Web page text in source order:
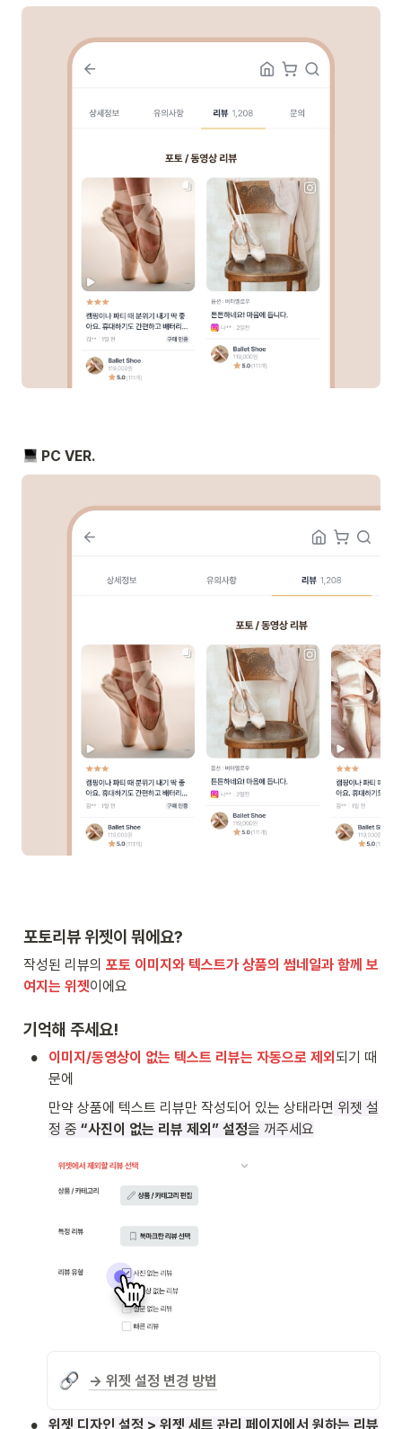
PC VER.
포토리뷰 위젯이 뭐에요?
작성된 리뷰의 포토 이미지와 텍스트가 상품의 썸네일과 함께 보
여지는 위젯이에요
기억해 주세요!
• 이미지/동영상이 없는 텍스트 리뷰는 자동으로 제외 되기 때
문에
만약 상품에 텍스트 리뷰만 작성되어 있는 상태라면 위젯 설
정 중 “사진이 없는 리뷰 제외” 설정을 꺼주세요
→ 위젯 설정 변경 방법
위젯 디자인 설정 > 위젯 세트 관리 페이지에서 원하는 리뷰